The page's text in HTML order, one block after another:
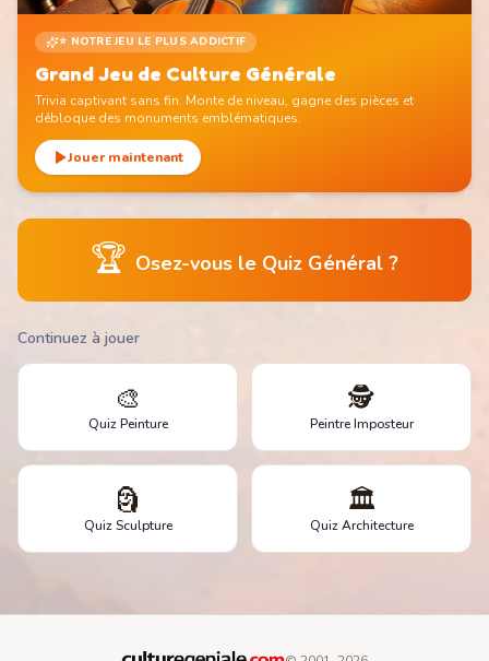
⭐ NOTRE JEU LE PLUS ADDICTIF
Grand Jeu de Culture Générale
Trivia captivant sans fin. Monte de niveau, gagne des pièces et
débloque des monuments emblématiques.
Jouer maintenant
🏆 Osez-vous le Quiz Général ?
Continuez à jouer
🎨
Quiz Peinture
🕵️
Peintre Imposteur
🗿
Quiz Sculpture
🏛️
Quiz Architecture